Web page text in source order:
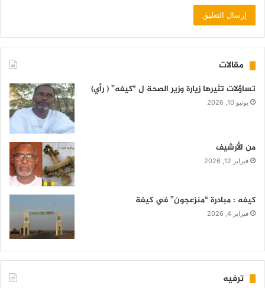
مقالات
تساؤلات تثيرها زيارة وزير الصحة ل “كيفه” ( رأي)
يونيو 10, 2026
من الأرشيف
فبراير 12, 2026
كيفه : مبادرة “منزعجون” في كيفة
فبراير 4, 2026
ترفيه